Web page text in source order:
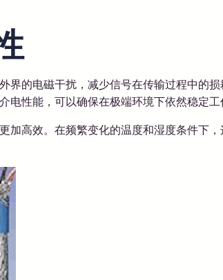
界的电磁干扰，减少信号在传输过程中的
性能，可以确保在极端环境下依然稳定工
高效。在频繁变化的温度和湿度条件下